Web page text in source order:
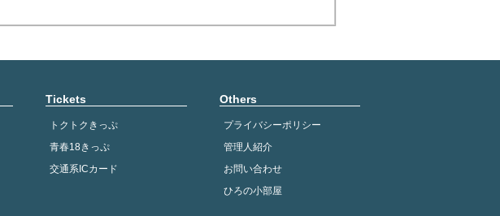
Tickets
トクトクきっぷ
青春18きっぷ
交通系ICカード
Others
プライバシーポリシー
管理人紹介
お問い合わせ
ひろの小部屋